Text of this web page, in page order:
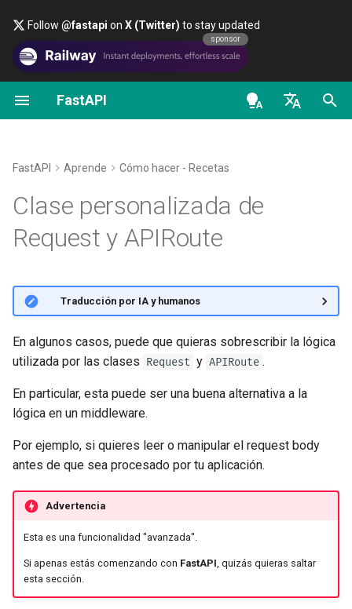
Follow @fastapi on X (Twitter) to stay updated
sponsor
FastAPI
de - Deutsch
es - español
hi - हिन्दी
ko - 한국어
pt - português
ru - русский язык
tr - Türkçe
zh - 简体中文
zh-hant - 繁體中文
Primeros Pasos
Request Body
Parámetros de Path y
Validaciones Numéricas
Query
Parámetros
Body - Campos
Declara Datos de Ejemplo de
Request
Clases como
decoradores de path
Dependencias con yield
Seguridad - Primeros
y Bearer
OAuth2 con Password (y
Transmitir datos
Path Operation
Códigos de Estado
Response Personalizado -
HTML, Stream, Archivo, otros
OpenAPI
Headers de Response
Response - Cambiar Código
Dependencias Avanzadas
Scopes de OAuth2
Sobre las versiones de
FastAPI Cloud
Sobre HTTPS
Ejecutar un Servidor
Conceptos de
Implementación
Despliega FastAPI en
Servidores Workers - Uvicorn
FastAPI en Contenedores -
Docker
Casos de uso
personalizadas de request body
Crear una clase personalizada
GzipRequest
Accediendo al request body en
un manejador de excepciones
en un router
FastAPI class
UploadFile class
Dependencies - Depends()
and Security()
Background Tasks -
Request class
WebSockets
Response class
OpenAPI docs
FastAPI People
External Links
FastAPI and friends
newsletter
Alternativas, Inspiración y
Historia, Diseño y Futuro
Benchmarks
Repository Management
FastAPI Aprende Cómo hacer - Recetas
Clase personalizada de
Request y APIRoute
🌐 Traducción por IA y humanos
En algunos casos, puede que quieras sobrescribir la lógica
utilizada por las clases Request y APIRoute .
En particular, esta puede ser una buena alternativa a la
lógica en un middleware.
Por ejemplo, si quieres leer o manipular el request body
antes de que sea procesado por tu aplicación.
Advertencia
Esta es una funcionalidad "avanzada".
Si apenas estás comenzando con FastAPI, quizás quieras saltar
esta sección.